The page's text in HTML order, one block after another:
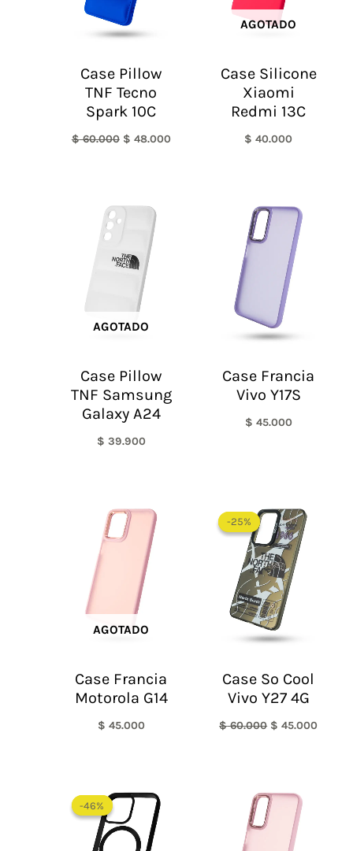
Case Pillow
TNF Tecno
Spark 10C
$60.000 $ 48.000
AGOTADO
Case Silicone
Xiaomi
Redmi 13C
$ 40.000
AGOTADO
Case Pillow
TNF Samsung
Galaxy A24
$ 39.900
Case Francia
Vivo Y17S
$ 45.000
AGOTADO
Case Francia
Motorola G14
$ 45.000
-25%
-25%
Case So Cool
Vivo Y27 4G
$60.000
precio
original
era:
$ 60.000.
$ 45.000
-46%
-46%
precio
original
era:
$ 65.000.